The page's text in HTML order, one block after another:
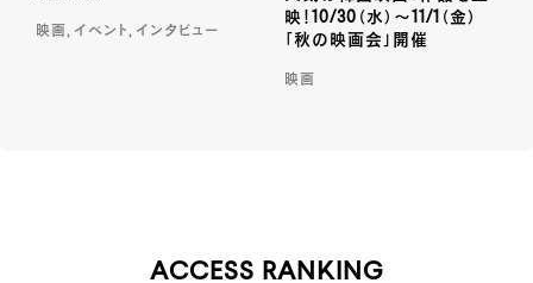
映画, イベント, インタビュー
映！10/30（水）～11/1（金）
「秋の映画会」開催
映画
ACCESS RANKING